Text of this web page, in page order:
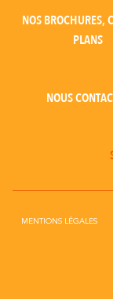
NOS BROCHURES,
PLANS
NOUS
MENTIONS LÉGALES